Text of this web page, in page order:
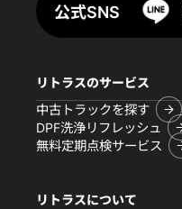
公式SNS
リトラスのサービス
中古トラックを探す
DPF洗浄リフレッシュ
無料定期点検サービス
リトラスについて